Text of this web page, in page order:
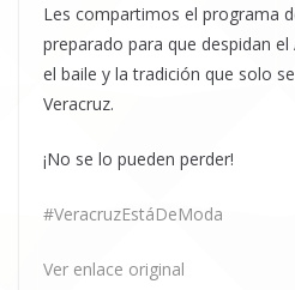
Les compartimos el programa
preparado para que despidan
el baile y la tradición que solo
Veracruz.
¡No se lo pueden perder!
#VeracruzEstáDeModa
Ver enlace original